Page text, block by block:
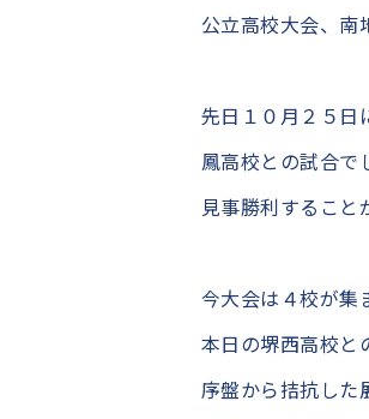
公立高校大会、南
先日１０月２５日
鳳高校との試合で
見事勝利すること
今大会は４校が集
本日の堺西高校と
序盤から拮抗した